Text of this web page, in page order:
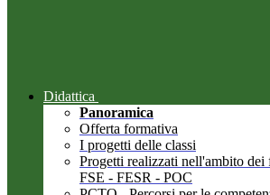
Didattica
Panoramica
Offerta formativa
I progetti delle classi
Progetti realizzati nell'ambito
FSE - FESR - POC